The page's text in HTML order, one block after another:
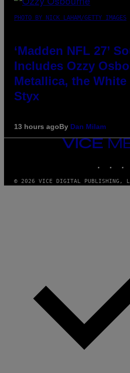
PHOTO BY NICK LAHAM/GETTY IMAGES
‘Madden NFL 27’
Includes Ozzy
Metallica, the
Styx
13 hours agoBy Dan Milam
VICE
MEDIA
© 2026 VICE DIGITAL PUBLISHING,